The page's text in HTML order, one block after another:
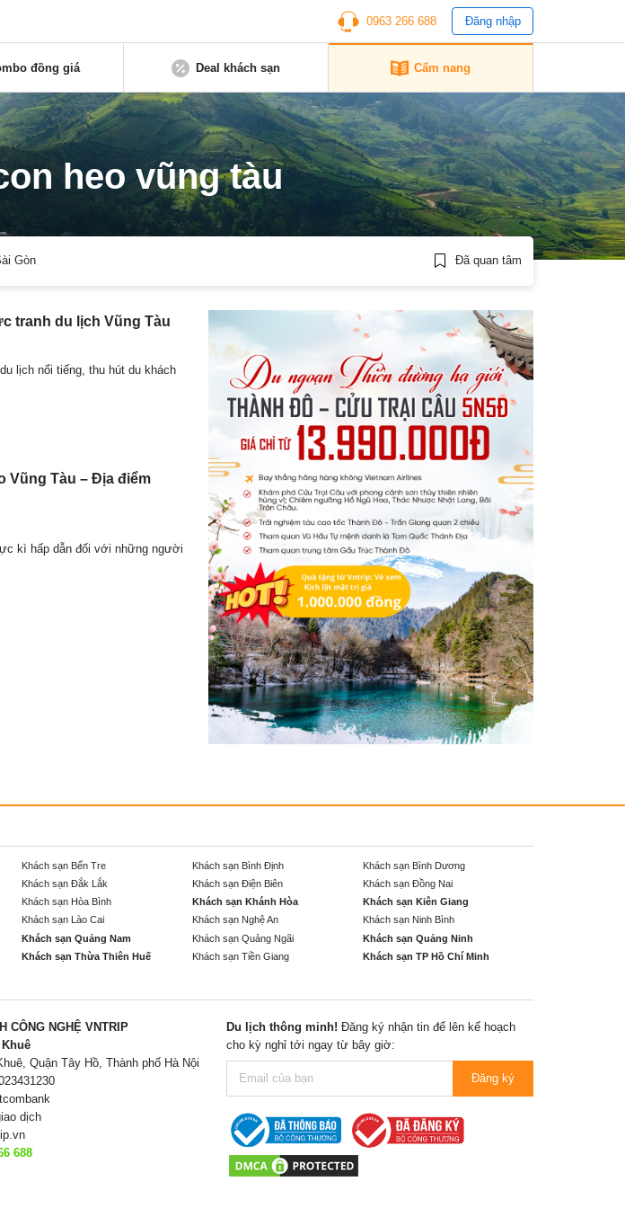
0963 266 688 Đăng nhập
đồng giá Deal khách sạn Cẩm nang
heo vũng tàu
Gòn Đã quan tâm
tranh du lịch Vũng Tàu
lịch nổi tiếng, thu hút du khách
Vũng Tàu – Địa điểm
kì hấp dẫn đối với những người
Khách sạn Bến Tre Khách sạn Bình Định
Khách sạn Bình Dương
Khách sạn Đắk Lắk Khách sạn Điện Biên
Khách sạn Đồng Nai
Khách sạn Hòa Bình Khách sạn Khánh Hòa
Khách sạn Kiên Giang
Khách sạn Lào Cai Khách sạn Nghệ An
Khách sạn Ninh Bình
Khách sạn Quảng Nam Khách sạn Quảng Ngãi
Khách sạn Quảng Ninh
Khách sạn Thừa Thiên Huế Khách sạn Tiền Giang
Khách sạn TP Hồ Chí Minh
CÔNG NGHỆ VNTRIP
Quận Tây Hồ, Thành phố Hà Nội
dịch
688
Du lịch thông minh! Đăng ký nhận tin để lên kế hoạch
cho kỳ nghỉ tới ngay từ bây giờ:
Đăng ký